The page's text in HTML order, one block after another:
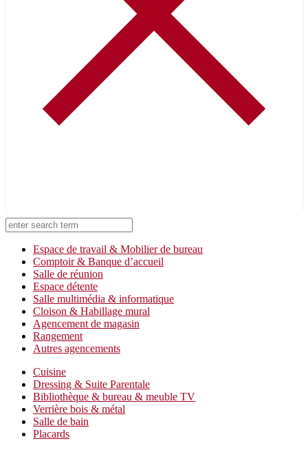
Espace de travail & Mobilier de bureau
Comptoir & Banque d’accueil
Salle de réunion
Espace détente
Salle multimédia & informatique
Cloison & Habillage mural
Agencement de magasin
Rangement
Autres agencements
Cuisine
Dressing & Suite Parentale
Bibliothèque & bureau & meuble TV
Verrière bois & métal
Salle de bain
Placards